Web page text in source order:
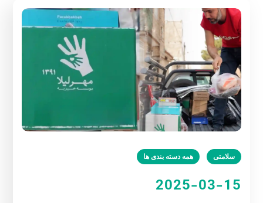
سلامتی همه دسته بندی ها
2025-03-15